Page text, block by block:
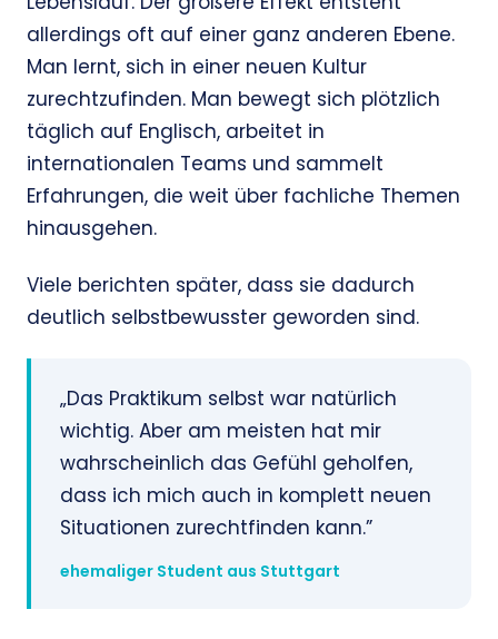
allerdings oft auf einer ganz anderen Ebene.
Man lernt, sich in einer neuen Kultur
zurechtzufinden. Man bewegt sich plötzlich
täglich auf Englisch, arbeitet in
internationalen Teams und sammelt
Erfahrungen, die weit über fachliche Themen
hinausgehen.
Viele berichten später, dass sie dadurch
deutlich selbstbewusster geworden sind.
„Das Praktikum selbst war natürlich
wichtig. Aber am meisten hat mir
wahrscheinlich das Gefühl geholfen,
dass ich mich auch in komplett neuen
Situationen zurechtfinden kann.”
ehemaliger Student aus Stuttgart